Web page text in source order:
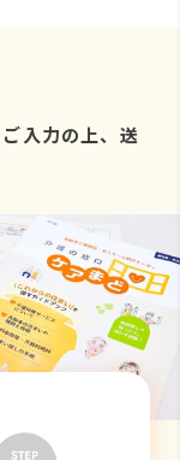
入力の上、送